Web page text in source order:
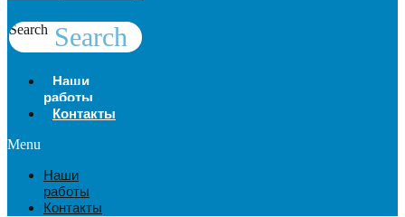
Search Search
Наши
работы
Контакты
Menu
Наши
работы
Контакты